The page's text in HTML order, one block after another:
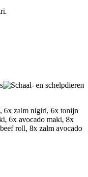
6x zalm nigiri, 6x tonijn
6x avocado maki, 8x
roll, 8x zalm avocado